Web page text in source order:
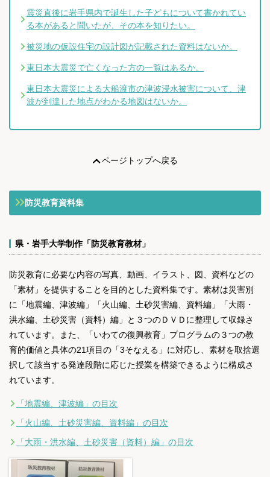
震災直後に岩手県内で誕生した子どもについて書かれてい
る本があると聞いたが、その本を知りたい。
被災地の仮設住宅の設計図が記載された資料はないか。
東日本大震災で亡くなった方の一覧はあるか。
東日本大震災による大船渡市の津波浸水被害について、津
波が到達した地点がわかる地図はないか。
ページトップへ戻る
防災教育資料集
県・岩手大学制作「防災教育教材」
防災教育に必要な内容の写真、動画、イラスト、図、資料などの
「素材」を提供することを目的とした資料集です。素材は災害別
に「地震編、津波編」「火山編、土砂災害編、資料編」「大雨・
洪水編、土砂災害（資料）編」と３つのＤＶＤに整理して収録さ
れています。また、「いわての復興教育」プログラムの３つの教
育的価値と具体の21項目の「3そなえる」に対応し、素材を取捨選
択して該当する発達段階に応じた授業を構築できるように構成さ
れています。
「地震編、津波編」の目次
「火山編、土砂災害編、資料編」の目次
「大雨・洪水編、土砂災害（資料）編」の目次